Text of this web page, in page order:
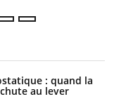
: quand la
au lever